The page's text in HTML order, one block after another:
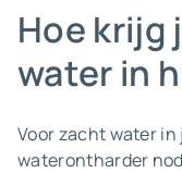
Hoe krijg
water in
Voor zacht water in
waterontharder